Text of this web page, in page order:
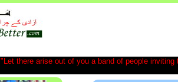
"Let there arise out of you a band of people